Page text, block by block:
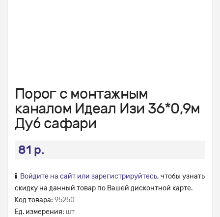
Порог с монтажным
каналом Идеал Изи 36*0,9м
Дуб сафари
81 р.
Войдите на сайт или зарегистрируйтесь, чтобы узнать
скидку на данный товар по Вашей дисконтной карте.
Код товара: 95250
Ед. измерения: шт